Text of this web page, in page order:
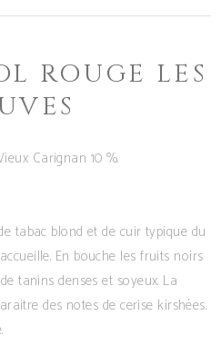
ROUGE LES
Carignan 10 %.
tabac blond et de cuir typique du
En bouche les fruits noirs
tanins denses et soyeux. La
des notes de cerise kirshées.